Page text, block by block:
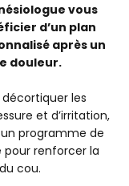
vous
d’un plan
après un
douleur.
les
et d’irritation,
programme de
renforcer la
cou.